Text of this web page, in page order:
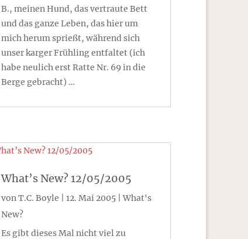
B., meinen Hund, das vertraute Bett
und das ganze Leben, das hier um
mich herum sprießt, während sich
unser karger Frühling entfaltet (ich
habe neulich erst Ratte Nr. 69 in die
Berge gebracht) …
What’s New? 12/05/2005
vonT.C. Boyle 12. Mai 2005|What's
New?
Es gibt dieses Mal nicht viel zu